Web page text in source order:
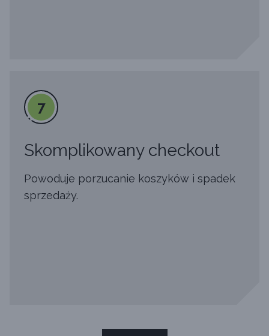
7
Skomplikowany checkout
Powoduje porzucanie koszyków i spadek
sprzedaży.